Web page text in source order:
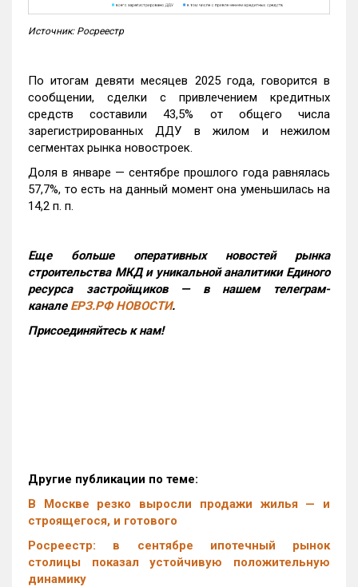
Источник: Росреестр
По итогам девяти месяцев 2025 года, говорится в
сообщении, сделки с привлечением кредитных
средств составили 43,5% от общего числа
зарегистрированных ДДУ в жилом и нежилом
сегментах рынка новостроек.
Доля в январе — сентябре прошлого года равнялась
57,7%, то есть на данный момент она уменьшилась на
14,2 п. п.
Еще больше оперативных новостей рынка
строительства МКД и уникальной аналитики Единого
ресурса застройщиков — в нашем телеграм-
канале ЕРЗ.РФ НОВОСТИ.
Присоединяйтесь к нам!
Другие публикации по теме:
В Москве резко выросли продажи жилья — и
строящегося, и готового
Росреестр: в сентябре ипотечный рынок
столицы показал устойчивую положительную
динамику